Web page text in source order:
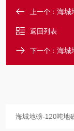
上一个： 海城
返回列表
下一个： 海城